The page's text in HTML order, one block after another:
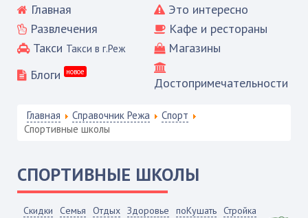
Главная
Это интересно
Развлечения
Кафе и рестораны
Такси Такси в г.Реж
Магазины
Блоги
новое
Достопримечательности
Главная Справочник Режа
Спорт
Спортивные школы
СПОРТИВНЫЕ ШКОЛЫ
Скидки Семья Отдых Здоровье поКушать Стройка